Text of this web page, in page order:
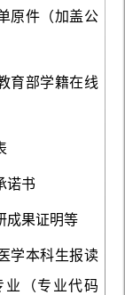
原件（加盖公
育部学籍在线
诺书
成果证明等
学本科生报读
业（专业代码